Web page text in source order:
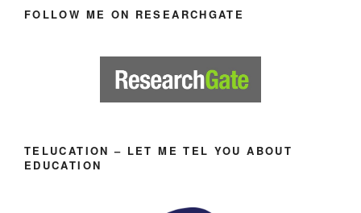
FOLLOW ME ON RESEARCHGATE
TELUCATION – LET ME TEL YOU ABOUT
EDUCATION